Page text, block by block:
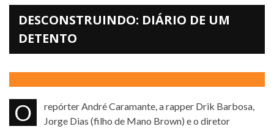
DESCONSTRUINDO: DIÁRIO DE UM
DETENTO
O repórter André Caramante, a rapper Drik Barbosa,
Jorge Dias (filho de Mano Brown) e o diretor